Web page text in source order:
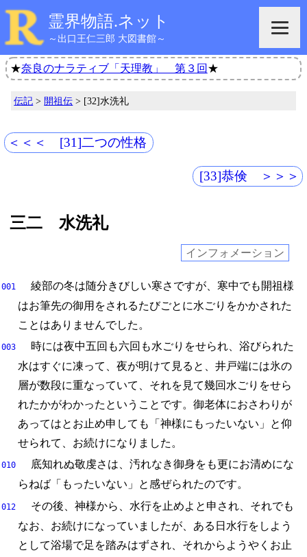
霊界物語.ネット
～出口王仁三郎 大図書館～
★奈良のナラティブ「天理教」 第３回 ★
伝記 > 開祖伝 > [32]水洗礼
＜＜＜ [31]二つの性格
[33]恭倹 ＞＞＞
三二 水洗礼
インフォメーション
001 綾部の冬は随分きびしい寒さですが、 寒中でも開祖様
はお筆先の御用をされるたびごとに水ごりをかかされた
ことはありませんでした。
003 時には夜中五回も六回も水ごりをせられ、浴びられた
水はすぐに凍って、 夜が明けて見ると、 井戸端には氷の
層が数段に重なっていて、 それを見て幾回水ごりをせら
れたかがわかったということです。 御老体におさわりが
あってはとお止め申しても「神様にもったいない」と仰
せられて、 お続けになりました。
010 底知れぬ敬虔さは、汚れなき御身をも更にお清めにな
らねば「もったいない」と感ぜられたのです。
012 その後、神様から、 水行を止めよと申され、 それでも
なお、 お続けになっていましたが、 ある日水行をしよう
として浴場で足を踏みはずされ、 それからようやくお止